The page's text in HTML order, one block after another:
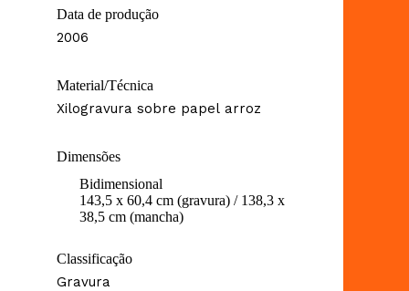
Data de produção
2006
Material/Técnica
Xilogravura sobre papel arroz
Dimensões
Bidimensional
143,5 x 60,4 cm (gravura) / 138,3 x
38,5 cm (mancha)
Classificação
Gravura